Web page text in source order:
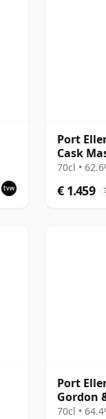
Port
Cask
70cl •
€ 1.459
Port
Gordon
70cl •